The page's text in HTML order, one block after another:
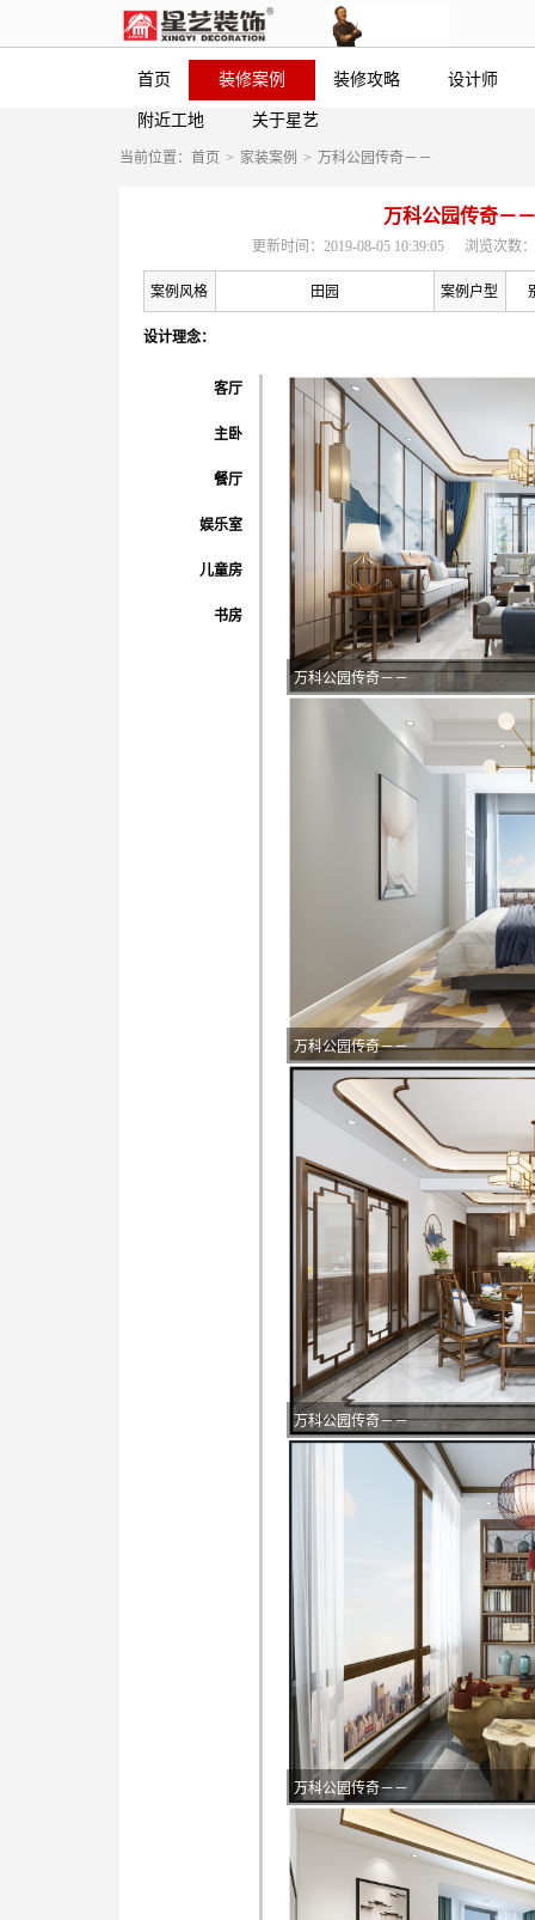
首页 装修案例 装修攻略 设计师
附近工地 关于星艺
当前位置： 首页 > 家装案例 > 万科公园传奇－－
万科公园传奇－－
更新时间：2019-08-05 10:39:05 浏览次数
案例风格 田园 案例户型
设计理念：
客厅
主卧
餐厅
娱乐室
儿童房
书房
万科公园传奇－－
万科公园传奇－－
万科公园传奇－－
万科公园传奇－－